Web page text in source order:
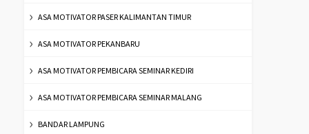
ASA MOTIVATOR PASER KALIMANTAN TIMUR
ASA MOTIVATOR PEKANBARU
ASA MOTIVATOR PEMBICARA SEMINAR KEDIRI
ASA MOTIVATOR PEMBICARA SEMINAR MALANG
BANDAR LAMPUNG